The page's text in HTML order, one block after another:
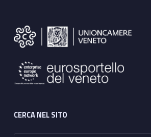
CERCA NEL SITO
Ricerca per: